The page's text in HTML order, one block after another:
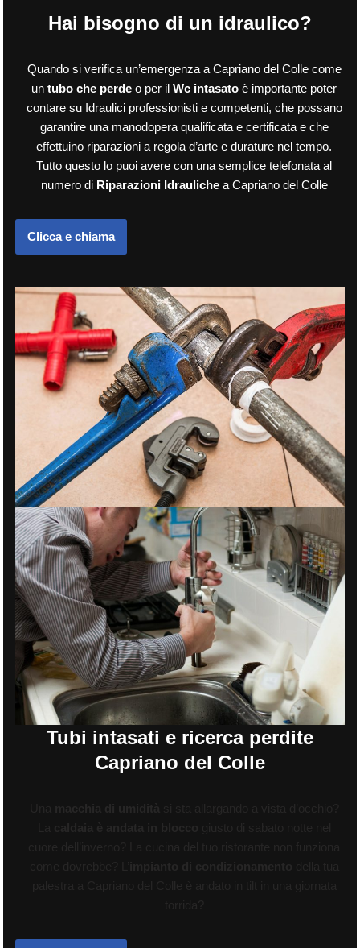
Hai bisogno di un idraulico?
Quando si verifica un’emergenza a Capriano del Colle come
un tubo che perde o per il Wc intasato è importante poter
contare su Idraulici professionisti e competenti, che possano
garantire una manodopera qualificata e certificata e che
effettuino riparazioni a regola d’arte e durature nel tempo.
Tutto questo lo puoi avere con una semplice telefonata al
numero di Riparazioni Idraulichea Capriano del Colle
Clicca e chiama
Tubi intasati e ricerca perdite
Capriano del Colle